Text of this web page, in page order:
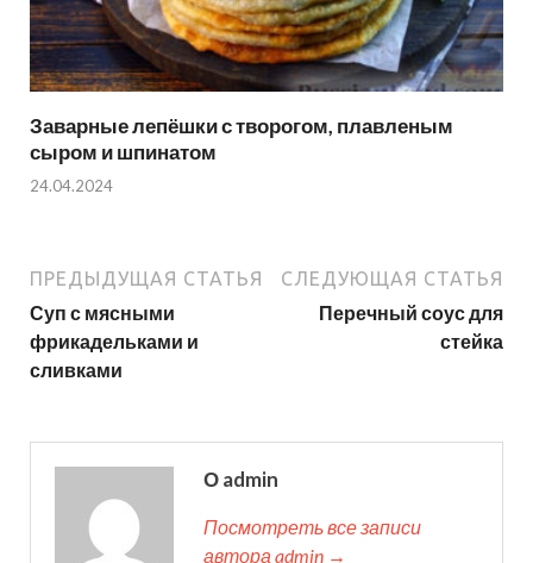
Заварные лепёшки с творогом, плавленым
сыром и шпинатом
24.04.2024
ПРЕДЫДУЩАЯ СТАТЬЯ
Суп с мясными
фрикадельками и
сливками
СЛЕДУЮЩАЯ СТАТЬЯ
Перечный соус для
стейка
О admin
Посмотреть все записи
автора admin →